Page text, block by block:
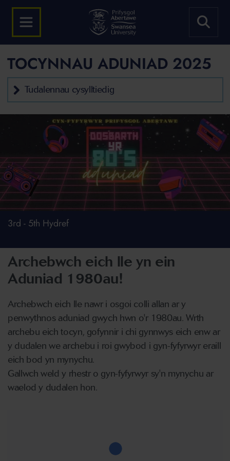
TOCYNNAU ADUNIAD 2025
Tudalennau cysylltiedig
3rd - 5th Hydref
Archebwch eich lle yn ein
Aduniad 1980au!
Archebwch eich lle nawr i osgoi colli allan ar y
penwythnos aduniad gwych hwn o'r 1980au. Wrth
archebu eich tocyn, gofynnir i chi gynnwys eich enw ar
y dudalen we archebu i roi gwybod i gyn-fyfyrwyr eraill
eich bod yn mynychu.
Gallwch weld y rhestr o gyn-fyfyrwyr sy'n mynychu ar
waelod y dudalen hon.